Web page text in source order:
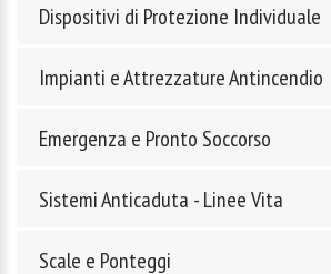
Dispositivi di Protezione Individuale
Impianti e Attrezzature Antincendio
Emergenza e Pronto Soccorso
Sistemi Anticaduta - Linee Vita
Scale e Ponteggi